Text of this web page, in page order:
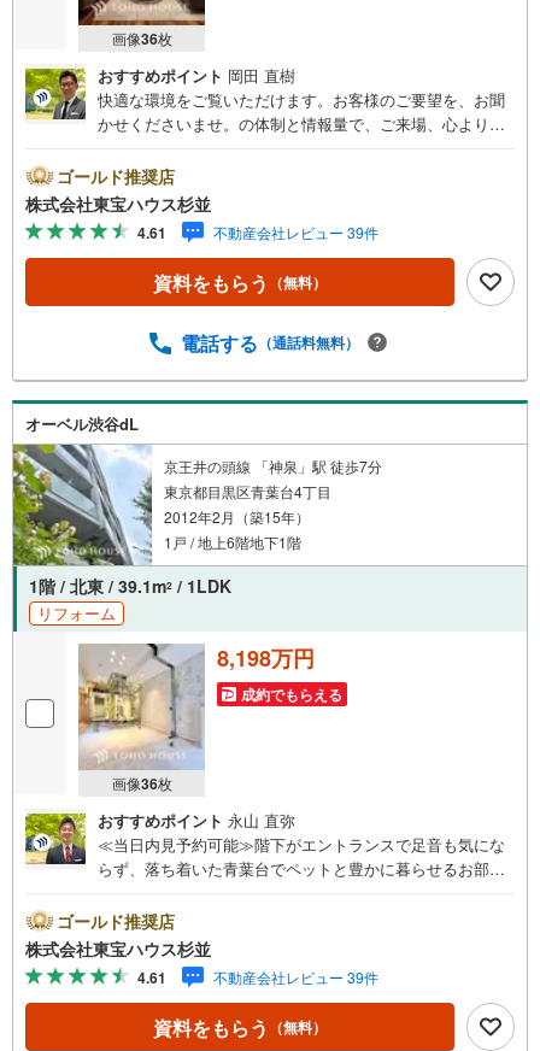
画像36枚
おすすめポイント 岡田 直樹
快適な環境をご覧いただけます。お客様のご要望を、お聞
かせくださいませ。の体制と情報量で、ご来場、心よりお
「未来カレンダー」のご提案。・ 未来に起こるであろうご
自宅リフォームをオンライン上でご提案「ミラカレクラ
ブ」。・ 不動産売却時、ご自宅を綺麗にかつ瀟洒にさせる
CG加工ホームステイジングサービス。・ 購入者様へ、税
理士による確定申告の無料セミナーをご招待いたします。
◆ご予約に際して◆日時のご希望をお伝えください。（も
（居住中物件）の手配が必要な場合がございますのでご容
案内が可能となりますのでお手数ですがご一報ください。
◆物件のご案内は◆弊社へのご来社、お客様宅へのお迎
え・最寄駅での待ち合わせ、物件周辺のコンビニ等でお待
ち合わせなど、ご希望をお伝えください。ご希望条件をお
伝え頂けましたら、ご見学希望物件以外の資料も用意して
参ります。もちろん他の物件も併せてご案内させていただ
きます。
ゴールド推奨店
株式会社東宝ハウス杉並
4.61 不動産会社レビュー 39件
資料をもらう （無料）
電話する （通話料無料）
オーベル渋谷dL
京王井の頭線 「神泉」駅 徒歩7分
東京都目黒区青葉台4丁目
2012年2月（築15年）
1戸 / 地上6階地下1階
1階 / 北東 / 39.1m2 / 1LDK
リフォーム
画像36枚
8,198万円
成約でもらえる
おすすめポイント 永山 直弥
≪当日内見予約可能≫階下がエントランスで足音も気にな
らず、落ち着いた青葉台でペットと豊かに暮らせるお部屋
ー」のご提案。・ 未来に起こるであろうご自宅リフォーム
をオンライン上でご提案「ミラカレクラブ」。・ 不動産売
却時、ご自宅を綺麗にかつ瀟洒にさせるCG加工ホームステ
イジングサービス。・ 購入者様へ、税理士による確定申告
の無料セミナーをご招待いたします。◆ご予約に際して◆
日時のご希望をお伝えください。（もちろん当日でも対応
ゴールド推奨店
株式会社東宝ハウス杉並
4.61 不動産会社レビュー 39件
資料をもらう （無料）